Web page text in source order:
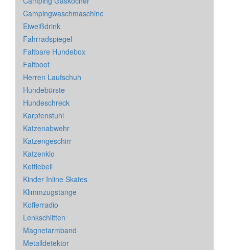
Campingwaschmaschine
Eiweißdrink
Fahrradspiegel
Faltbare Hundebox
Faltboot
Herren Laufschuh
Hundebürste
Hundeschreck
Karpfenstuhl
Katzenabwehr
Katzengeschirr
Katzenklo
Kettlebell
Kinder Inline Skates
Klimmzugstange
Kofferradio
Lenkschlitten
Magnetarmband
Metalldetektor